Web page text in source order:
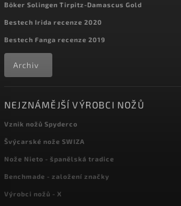
Böker Solingen Tirpitz-Damascus Gold
Bestech Irida recenze 2020
Bestech Fanga recenze 2019
Archiv
NEJZNÁMĚJŠÍ VÝROBCI NOŽŮ
Vznik nožů Spyderco
Švýcarské nože SWIZA
Nože Nieto - španělská tradice
Benchmade - založení značky
Výrobci nožů - X